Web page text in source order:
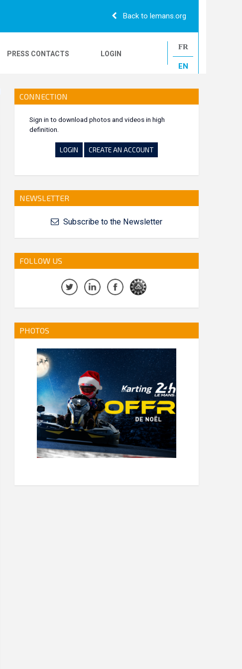
Back to lemans.org
PRESS CONTACTS LOGIN
FR
EN
CONNECTION
Sign in to download photos and videos in high
definition.
LOGIN CREATE AN ACCOUNT
NEWSLETTER
Subscribe to the Newsletter
FOLLOW US
PHOTOS